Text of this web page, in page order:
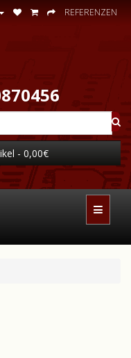
REFERENZEN
- 0,00€